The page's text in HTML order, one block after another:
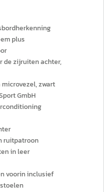
plus
de zijruiten achter,
zwart
GmbH
ruitpatroon
in leer
voorin inclusief